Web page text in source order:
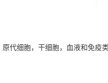
代细胞，干细胞，血液和免疫